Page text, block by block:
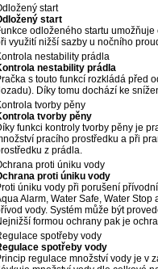
start
start
odloženého startu
využití nižší sazby u nočního
nestability prádla
nestability prádla
s touto funkcí rozkládá před
Díky tomu dochází ke
tvorby pěny
tvorby pěny
funkci kontroly tvorby pěny je
pracího prostředku a při
z prádla.
proti úniku vody
proti úniku vody
úniku vody při porušení
Alarm, Water Safe, Water
vody. Systém může být
formou ochrany pak je
spotřeby vody
spotřeby vody
regulace množství vody je v